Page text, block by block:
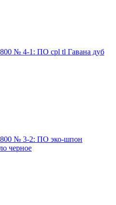
№ 4-1: ПО cpl tl Гавана дуб
№ 3-2: ПО эко-шпон
черное